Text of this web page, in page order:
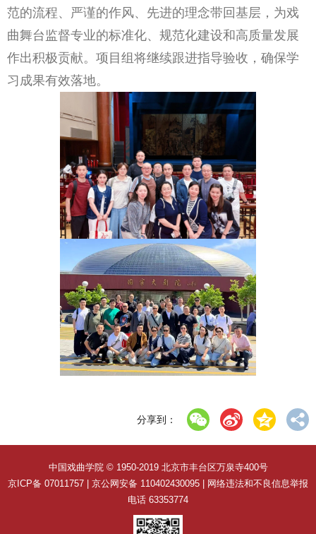
范的流程、严谨的作风、先进的理念带回基层，为戏
曲舞台监督专业的标准化、规范化建设和高质量发展
作出积极贡献。项目组将继续跟进指导验收，确保学
习成果有效落地。
分享到：
中国戏曲学院 © 1950-2019 北京市丰台区万泉寺400号
京ICP备 07011757 | 京公网安备 110402430095 | 网络违法和不良信息举报
电话 63353774